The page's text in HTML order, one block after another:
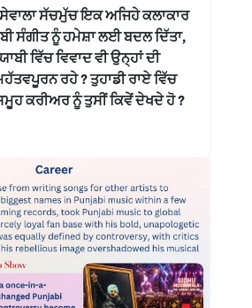
ਸੱਚਮੁੱਚ ਇਕ ਅਜਿਹੇ ਕਲਾਕਾਰ
ਸੰਗੀਤ ਨੂੰ ਹਮੇਸ਼ਾ ਲਈ ਬਦਲ ਦਿੱਤਾ,
ਵਿੱਚ ਵਿਵਾਦ ਵੀ ਉਨ੍ਹਾਂ ਦੀ
ਰਹੇ ? ਤੁਹਾਡੀ ਰਾਏ ਵਿੱਚ
ਕਰੀਅਰ ਨੂੰ ਤੁਸੀਂ ਕਿਵੇਂ ਦੇਖਦੇ ਹੋ ?